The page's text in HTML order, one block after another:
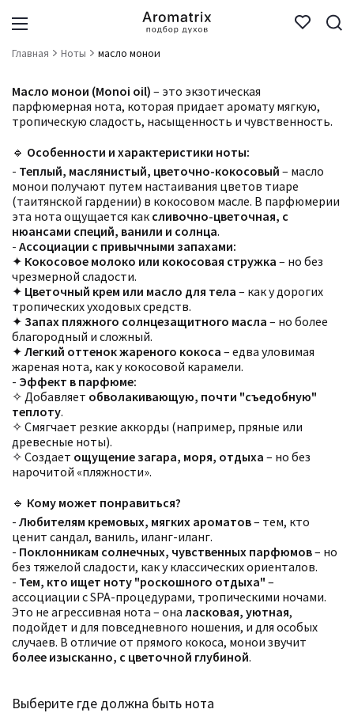
Главная Ноты масло монои
Масло монои (Monoi oil) – это экзотическая
парфюмерная нота, которая придает аромату мягкую,
тропическую сладость, насыщенность и чувственность.
🔹 Особенности и характеристики ноты:
- Теплый, маслянистый, цветочно-кокосовый – масло
монои получают путем настаивания цветов тиаре
(таитянской гардении) в кокосовом масле. В парфюмерии
эта нота ощущается как сливочно-цветочная, с
нюансами специй, ванили и солнца.
- Ассоциации с привычными запахами:
✦ Кокосовое молоко или кокосовая стружка – но без
чрезмерной сладости.
✦ Цветочный крем или масло для тела – как у дорогих
тропических уходовых средств.
✦ Запах пляжного солнцезащитного масла – но более
благородный и сложный.
✦ Легкий оттенок жареного кокоса – едва уловимая
жареная нота, как у кокосовой карамели.
- Эффект в парфюме:
✧ Добавляет обволакивающую, почти "съедобную"
теплоту.
✧ Смягчает резкие аккорды (например, пряные или
древесные ноты).
✧ Создает ощущение загара, моря, отдыха – но без
нарочитой «пляжности».
🔹 Кому может понравиться?
- Любителям кремовых, мягких ароматов– тем, кто
ценит сандал, ваниль, иланг-иланг.
- Поклонникам солнечных, чувственных парфюмов– но
без тяжелой сладости, как у классических ориенталов.
- Тем, кто ищет ноту "роскошного отдыха" –
ассоциации с SPA-процедурами, тропическими ночами.
Это не агрессивная нота – она ласковая, уютная,
подойдет и для повседневного ношения, и для особых
случаев. В отличие от прямого кокоса, монои звучит
более изысканно, с цветочной глубиной.
Выберите где должна быть нота